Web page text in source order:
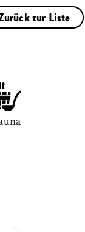
zur Liste